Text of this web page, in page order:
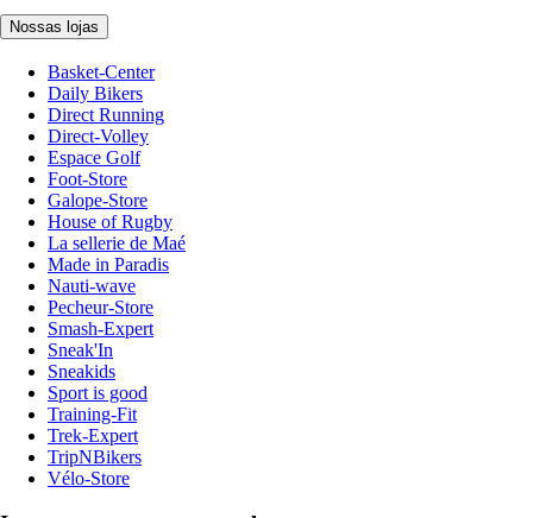
Nossas lojas
Basket-Center
Daily Bikers
Direct Running
Direct-Volley
Espace Golf
Foot-Store
Galope-Store
House of Rugby
La sellerie de Maé
Made in Paradis
Nauti-wave
Pecheur-Store
Smash-Expert
Sneak'In
Sneakids
Sport is good
Training-Fit
Trek-Expert
TripNBikers
Vélo-Store